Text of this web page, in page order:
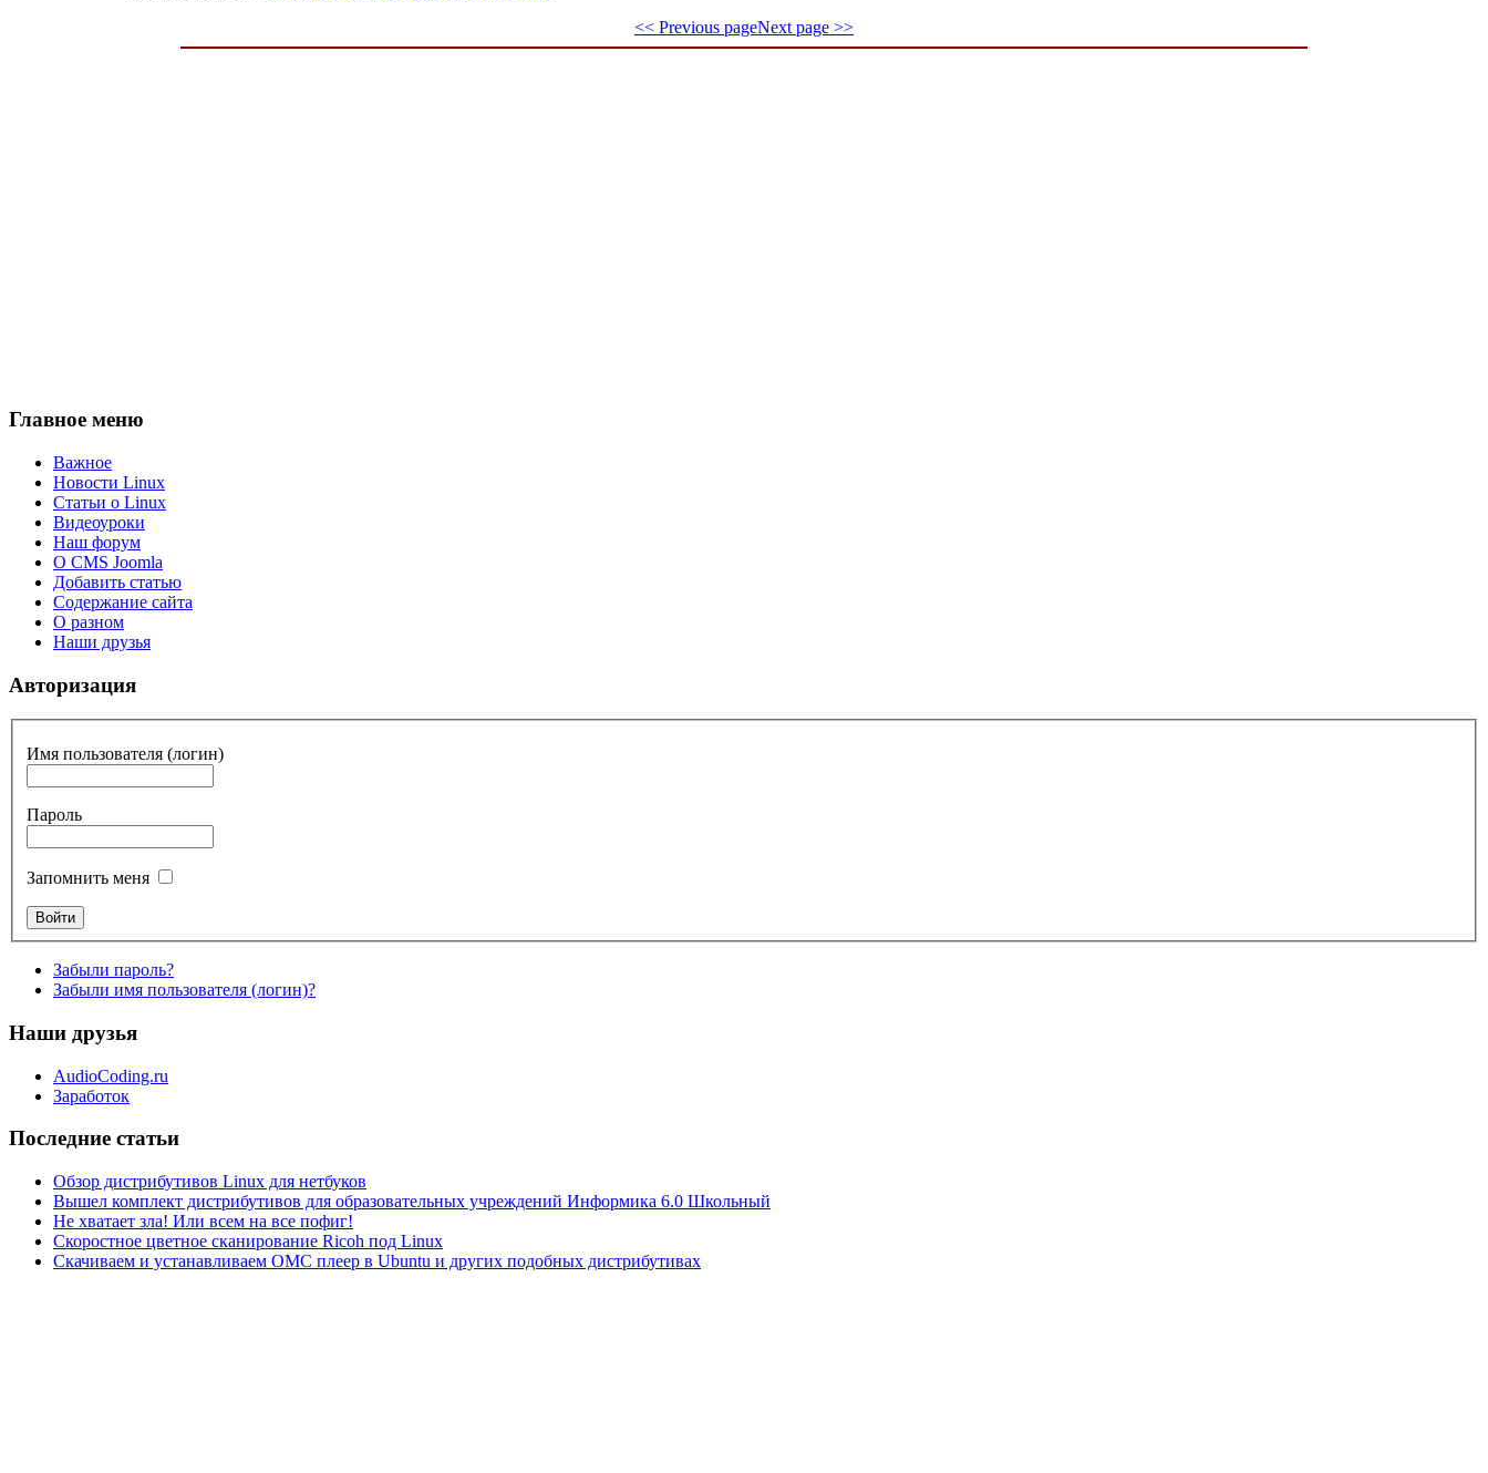
<< Previous pageNext page >>
Главное меню
Важное
Новости Linux
Статьи о Linux
Видеоуроки
Наш форум
О CMS Joomla
Добавить статью
Содержание сайта
О разном
Наши друзья
Авторизация
Имя пользователя (логин)
Пароль
Запомнить меня
Забыли пароль?
Забыли имя пользователя (логин)?
Наши друзья
AudioCoding.ru
Заработок
Последние статьи
Обзор дистрибутивов Linux для нетбуков
Вышел комплект дистрибутивов для образовательных учреждений Информика 6.0 Школьный
Не хватает зла! Или всем на все пофиг!
Скоростное цветное сканирование Ricoh под Linux
Скачиваем и устанавливаем ОМС плеер в Ubuntu и других подобных дистрибутивах